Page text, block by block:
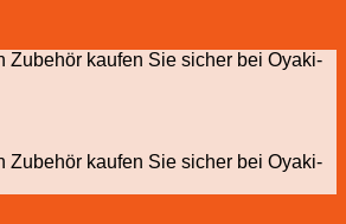
Zubehör kaufen Sie sicher bei Oyaki-
Zubehör kaufen Sie sicher bei Oyaki-